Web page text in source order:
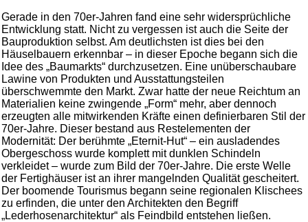
Gerade in den 70er-Jahren fand eine sehr widersprüchliche
Entwicklung statt. Nicht zu vergessen ist auch die Seite der
Bauproduktion selbst. Am deutlichsten ist dies bei den
Häuselbauern erkennbar – in dieser Epoche begann sich die
Idee des „Baumarkts“ durchzusetzen. Eine unüberschaubare
Lawine von Produkten und Ausstattungsteilen
überschwemmte den Markt. Zwar hatte der neue Reichtum an
Materialien keine zwingende „Form“ mehr, aber dennoch
erzeugten alle mitwirkenden Kräfte einen definierbaren Stil der
70er-Jahre. Dieser bestand aus Restelementen der
Modernität: Der berühmte „Eternit-Hut“ – ein ausladendes
Obergeschoss wurde komplett mit dunklen Schindeln
verkleidet – wurde zum Bild der 70er-Jahre. Die erste Welle
der Fertighäuser ist an ihrer mangelnden Qualität gescheitert.
Der boomende Tourismus begann seine regionalen Klischees
zu erfinden, die unter den Architekten den Begriff
„Lederhosenarchitektur“ als Feindbild entstehen ließen.